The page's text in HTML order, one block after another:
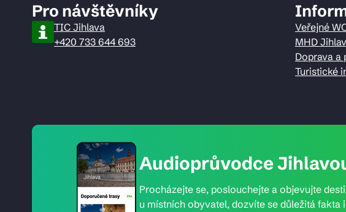
Pro návštěvníky
TIC Jihlava
+420 733 644 693
Veřejné
MHD
Doprava a
Turistické
Audioprůvodce
Procházejte se, poslouchejte a objevujte
u místních obyvatel, dozvíte se důležitá